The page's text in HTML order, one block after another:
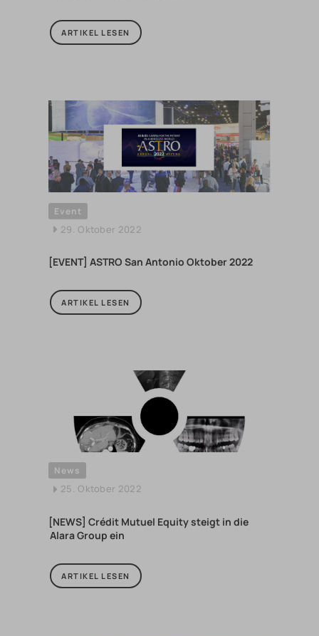
ARTIKEL LESEN
Event
29. Oktober 2022
[EVENT] ASTRO San Antonio Oktober 2022
ARTIKEL LESEN
News
25. Oktober 2022
[NEWS] Crédit Mutuel Equity steigt in die
Alara Group ein
ARTIKEL LESEN